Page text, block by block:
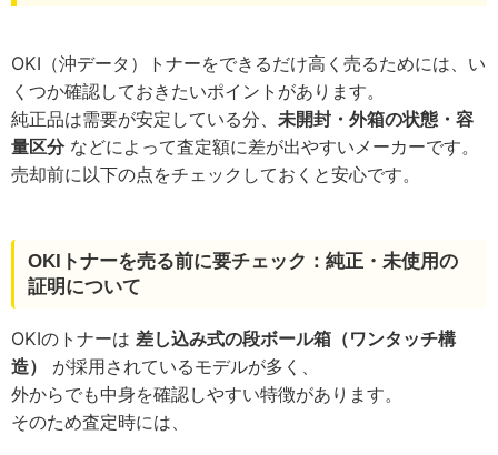
OKI（沖データ）トナーをできるだけ高く売るためには、い
くつか確認しておきたいポイントがあります。
純正品は需要が安定している分、 未開封・外箱の状態・容
量区分などによって査定額に差が出やすいメーカーです。
売却前に以下の点をチェックしておくと安心です。
OKIトナーを売る前に要チェック：純正・未使用の
証明について
OKIのトナーは 差し込み式の段ボール箱（ワンタッチ構
造）
が採用されているモデルが多く、
外からでも中身を確認しやすい特徴があります。
そのため査定時には、